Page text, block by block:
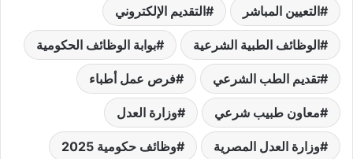
التعيين المباشر التقديم الإلكتروني
الوظائف الطبية الشرعية بوابة الوظائف الحكومية
تقديم الطب الشرعي فرص عمل أطباء
معاون طبيب شرعي وزارة العدل
وزارة العدل المصرية وظائف حكومية 2025